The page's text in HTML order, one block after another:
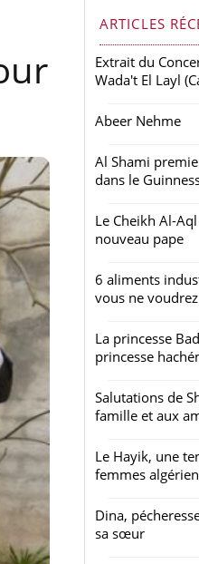
ARTICLES
Extrait du
Wada't El Layl
Abeer Nehme
Al Shami
dans le
Le Cheikh Al-
nouveau pape
6 aliments
vous ne
La princesse
princesse
Salutations de
famille et aux
Le Hayik, une
femmes
Dina,
sa sœur